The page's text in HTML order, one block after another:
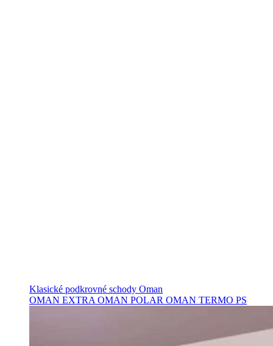
Klasické podkrovné schody Oman
OMAN EXTRA OMAN POLAR OMAN TERMO PS